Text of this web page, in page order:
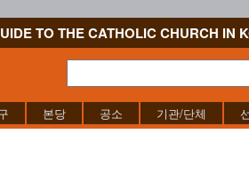
TO THE CATHOLIC CHURCH IN
본당 공소 기관/단체